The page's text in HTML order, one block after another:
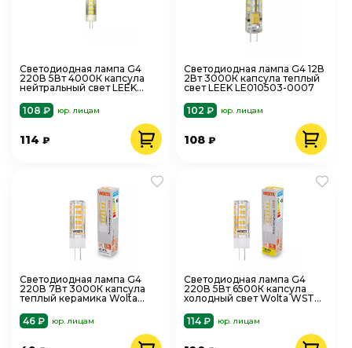
Светодиодная лампа G4
220В 5Вт 4000К капсула
нейтральный свет LEEK
108 ₽
юр. лицам
114 ₽
Светодиодная лампа G4 12В
2Вт 3000К капсула теплый
свет LEEK LE010503-0007
102 ₽
юр. лицам
108₽
Светодиодная лампа G4
220В 7Вт 3000К капсула
теплый керамика Wolta
46 ₽
юр. лицам
Светодиодная лампа G4
220В 5Вт 6500К капсула
холодный свет Wolta WSTD-
114 ₽
юр. лицам